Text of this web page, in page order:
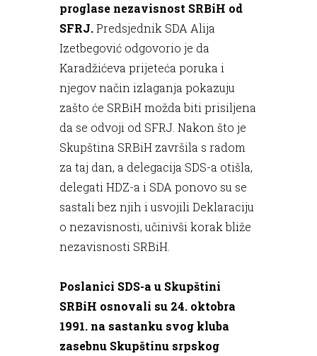
proglase nezavisnost SRBiH od
SFRJ.Predsjednik SDA Alija
Izetbegović odgovorio je da
Karadžićeva prijeteća poruka i
njegov način izlaganja pokazuju
zašto će SRBiH možda biti prisiljena
da se odvoji od SFRJ. Nakon što je
Skupština SRBiH završila s radom
za taj dan, a delegacija SDS-a otišla,
delegati HDZ-a i SDA ponovo su se
sastali bez njih i usvojili Deklaraciju
o nezavisnosti, učinivši korak bliže
nezavisnosti SRBiH.
Poslanici SDS-a u Skupštini
SRBiH osnovali su 24. oktobra
1991. na sastanku svog kluba
zasebnu Skupštinu srpskog